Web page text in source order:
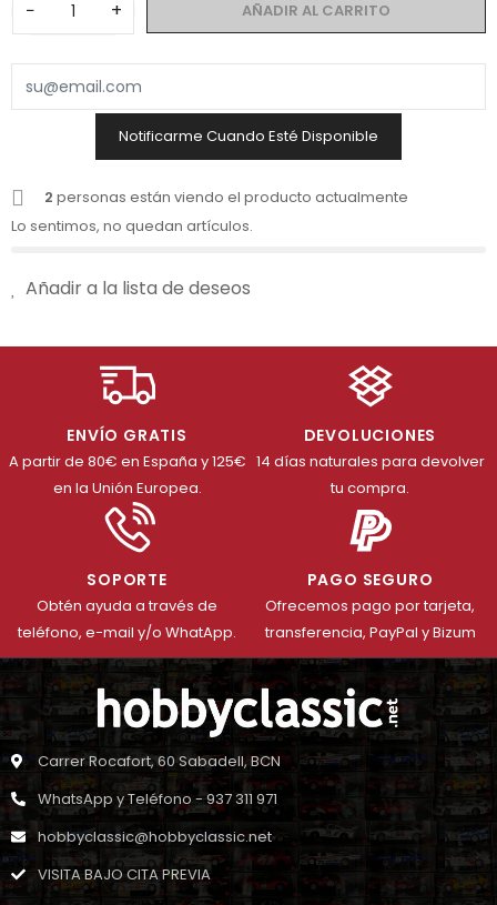
− + AÑADIR AL CARRITO
Notificarme Cuando Esté Disponible
2 personas están viendo el producto actualmente
Lo sentimos, no quedan artículos.
Añadir a la lista de deseos
ENVÍO GRATIS
A partir de 80€ en España y 125€
en la Unión Europea.
DEVOLUCIONES
14 días naturales para devolver
tu compra.
SOPORTE
Obtén ayuda a través de
teléfono, e-mail y/o WhatApp.
PAGO SEGURO
Ofrecemos pago por tarjeta,
transferencia, PayPal y Bizum
Carrer Rocafort, 60 Sabadell, BCN
WhatsApp y Teléfono - 937 311 971
hobbyclassic@hobbyclassic.net
VISITA BAJO CITA PREVIA